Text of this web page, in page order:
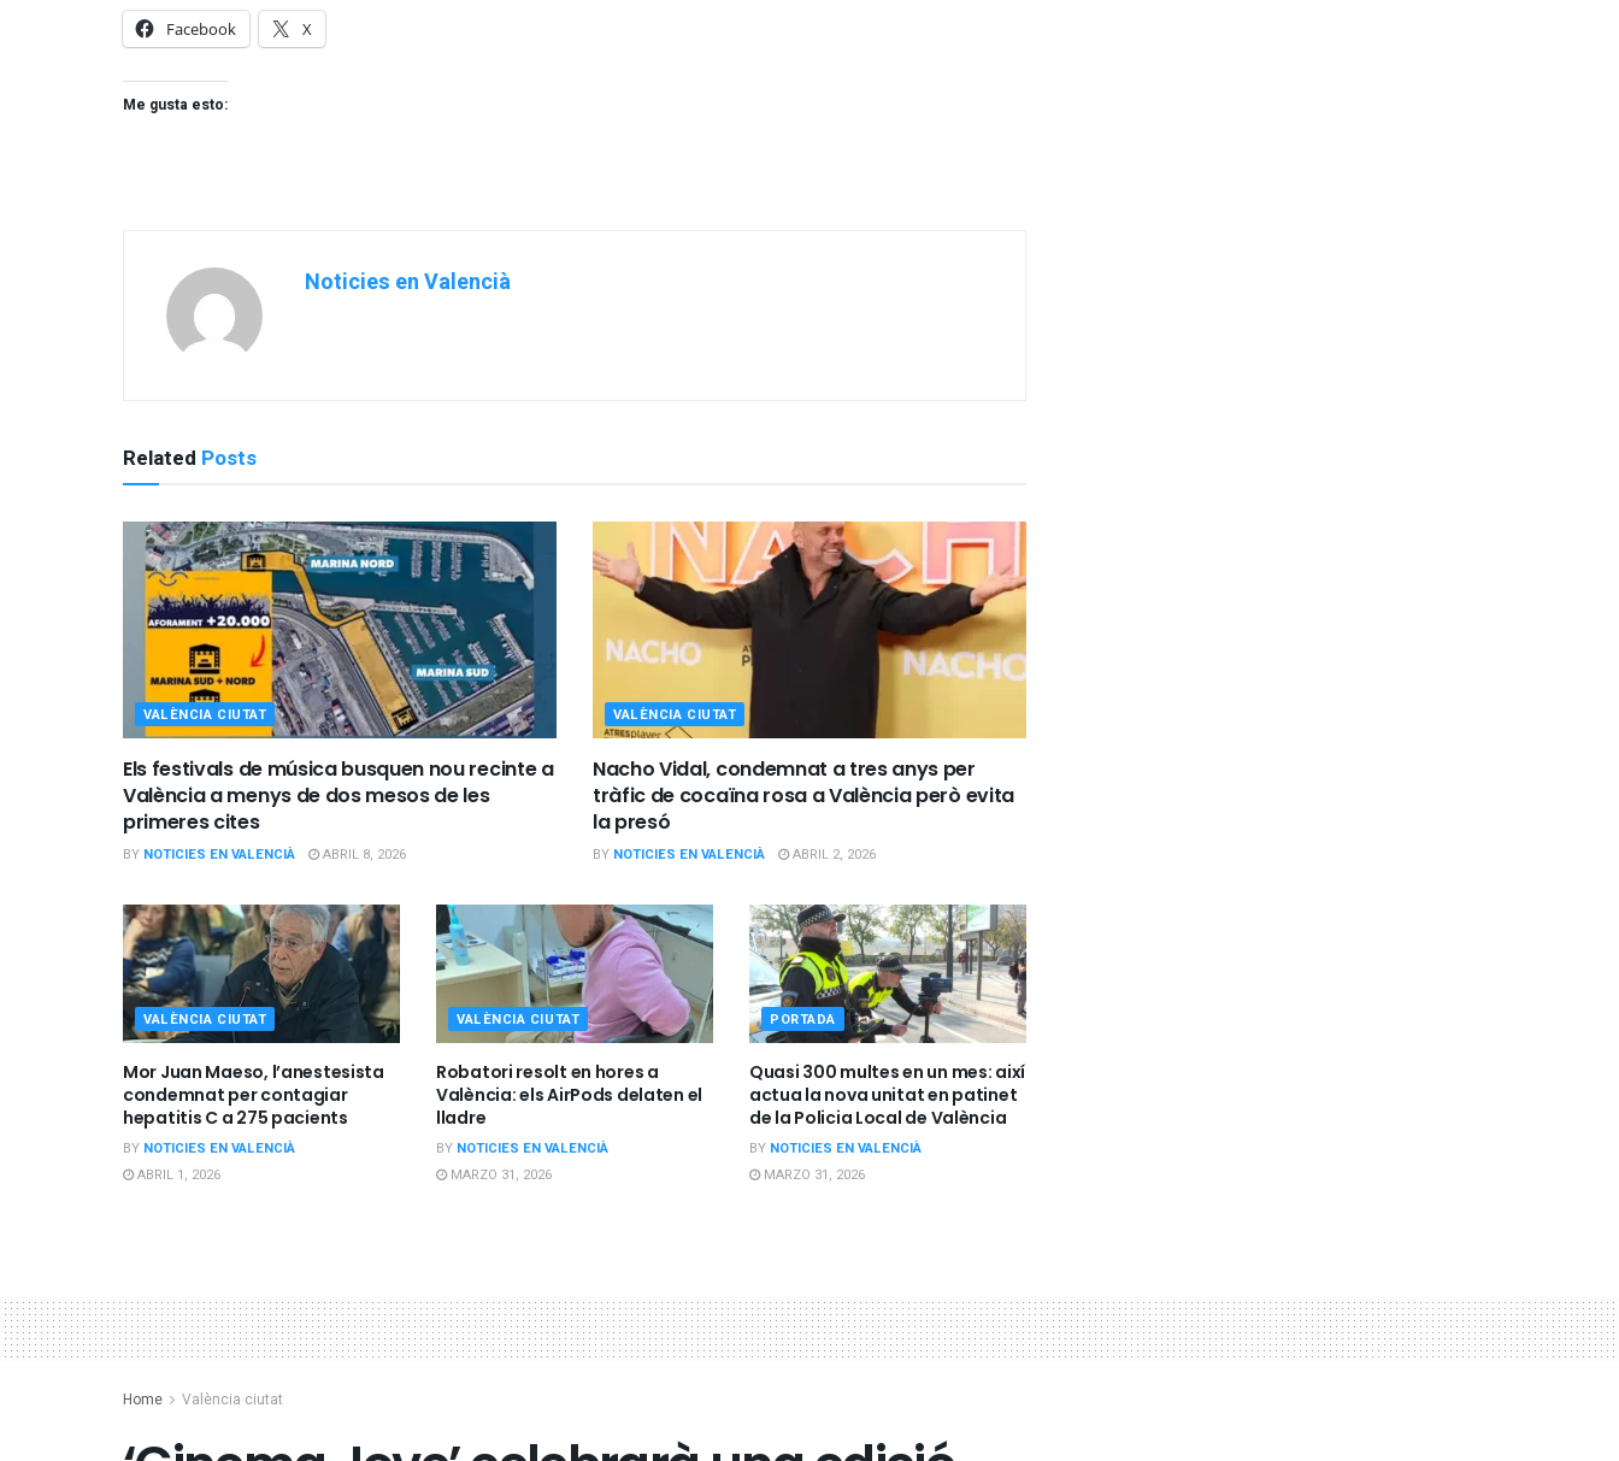
Facebook
X
Me gusta esto:
Noticies en Valencià
Related Posts
VALÈNCIA CIUTAT
Els festivals de música busquen nou recinte a
València a menys de dos mesos de les
primeres cites
BY NOTICIES EN VALENCIÀ ABRIL 8, 2026
VALÈNCIA CIUTAT
Nacho Vidal, condemnat a tres anys per
tràfic de cocaïna rosa a València però evita
la presó
BY NOTICIES EN VALENCIÀ ABRIL 2, 2026
VALÈNCIA CIUTAT
Mor Juan Maeso, l’anestesista
condemnat per contagiar
hepatitis C a 275 pacients
BY NOTICIES EN VALENCIÀ
ABRIL 1, 2026
VALÈNCIA CIUTAT
Robatori resolt en hores a
València: els AirPods delaten el
lladre
BY NOTICIES EN VALENCIÀ
MARZO 31, 2026
PORTADA
Quasi 300 multes en un mes: així
actua la nova unitat en patinet
de la Policia Local de València
BY NOTICIES EN VALENCIÀ
MARZO 31, 2026
Home València ciutat